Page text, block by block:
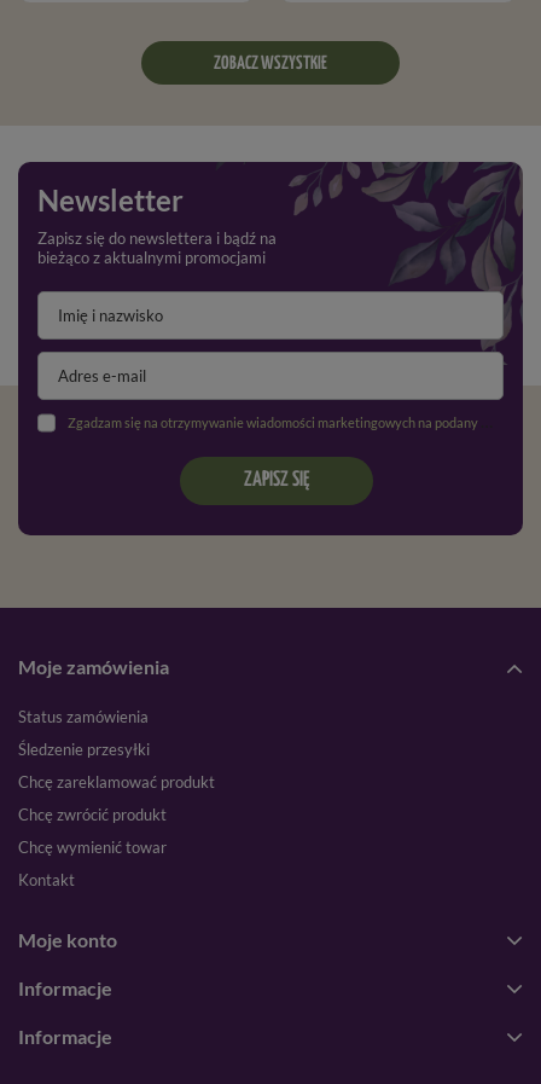
ZOBACZ WSZYSTKIE
Newsletter
Zapisz się do newslettera i bądź na
bieżąco z aktualnymi promocjami
Zgadzam się na otrzymywanie wiadomości marketingowych na podany adres e-mail oraz przetwarzanie danych osobowych zgodnie z
ZAPISZ SIĘ
Moje zamówienia
Status zamówienia
Śledzenie przesyłki
Chcę zareklamować produkt
Chcę zwrócić produkt
Chcę wymienić towar
Kontakt
Moje konto
Informacje
Informacje